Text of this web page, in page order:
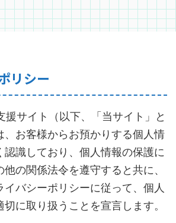
リシー
サイト（以下、「当サイト」と
、お客様からお預かりする個人情
認識しており、個人情報の保護に
の関係法令を遵守すると共に、
イバシーポリシーに従って、個人
に取り扱うことを宣言します。